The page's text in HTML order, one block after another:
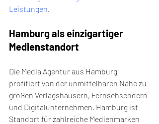
Leistungen.
Hamburg als einzigartiger
Medienstandort
Die Media Agentur aus Hamburg
profitiert von der unmittelbaren Nähe zu
großen Verlagshäusern, Fernsehsendern
und Digitalunternehmen. Hamburg ist
Standort für zahlreiche Medienmarken